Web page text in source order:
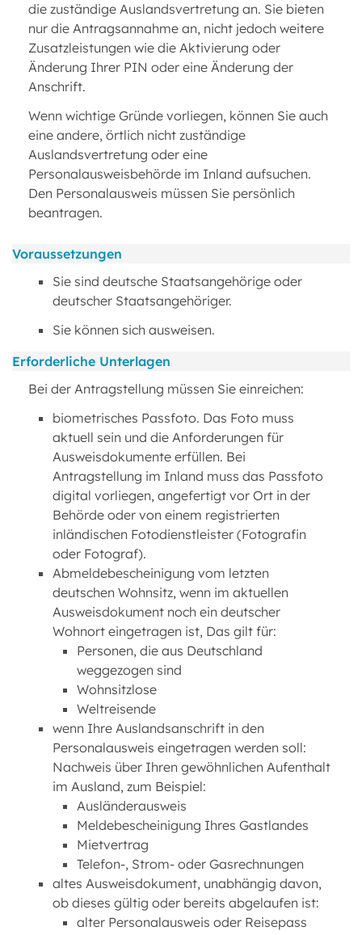
die zuständige Auslandsvertretung an. Sie bieten
nur die Antragsannahme an, nicht jedoch weitere
Zusatzleistungen wie die Aktivierung oder
Änderung Ihrer PIN oder eine Änderung der
Anschrift.
Wenn wichtige Gründe vorliegen, können Sie auch
eine andere, örtlich nicht zuständige
Auslandsvertretung oder eine
Personalausweisbehörde im Inland aufsuchen.
Den Personalausweis müssen Sie persönlich
beantragen.
Voraussetzungen
Sie sind deutsche Staatsangehörige oder
deutscher Staatsangehöriger.
Sie können sich ausweisen.
Erforderliche Unterlagen
Bei der Antragstellung müssen Sie einreichen:
biometrisches Passfoto. Das Foto muss
aktuell sein und die Anforderungen für
Ausweisdokumente erfüllen. Bei
Antragstellung im Inland muss das Passfoto
digital vorliegen, angefertigt vor Ort in der
Behörde oder von einem registrierten
inländischen Fotodienstleister (Fotografin
oder Fotograf).
Abmeldebescheinigung vom letzten
deutschen Wohnsitz, wenn im aktuellen
Ausweisdokument noch ein deutscher
Wohnort eingetragen ist, Das gilt für:
Personen, die aus Deutschland
weggezogen sind
Wohnsitzlose
Weltreisende
wenn Ihre Auslandsanschrift in den
Personalausweis eingetragen werden soll:
Nachweis über Ihren gewöhnlichen Aufenthalt
im Ausland, zum Beispiel:
Ausländerausweis
Meldebescheinigung Ihres Gastlandes
Mietvertrag
Telefon-, Strom- oder Gasrechnungen
altes Ausweisdokument, unabhängig davon,
ob dieses gültig oder bereits abgelaufen ist:
alter Personalausweis oder Reisepass